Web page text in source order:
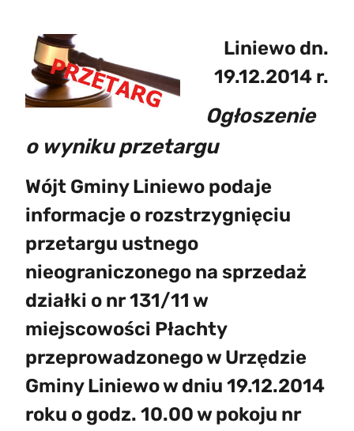
Liniewo dn.
19.12.2014 r.
Ogłoszenie
o wyniku przetargu
Wójt Gminy Liniewo podaje
informacje o rozstrzygnięciu
przetargu ustnego
nieograniczonego na sprzedaż
działki o nr 131/11 w
miejscowości Płachty
przeprowadzonego w Urzędzie
Gminy Liniewo w dniu 19.12.2014
roku o godz. 10.00 w pokoju nr